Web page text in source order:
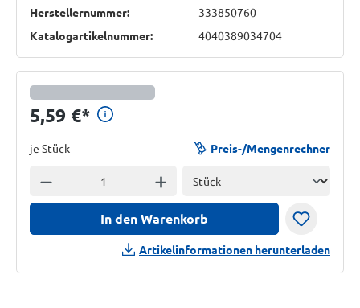
Herstellernummer:
333850760
Katalogartikelnummer:
4040389034704
5,59 €* Preisinformationen anzeigen
je Stück Preis-/Mengenrechner
Anzahl verringern Anzahl erhöhen
In den Warenkorb
Artikelinformationen herunterladen